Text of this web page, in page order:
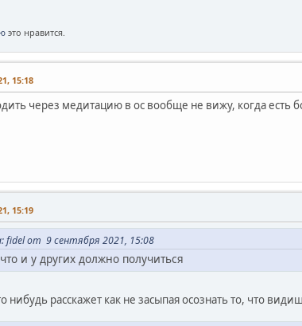
это нравится.
15:18
через медитацию в ос вообще не вижу, когда
15:19
от 9 сентября 2021, 15:08
и у других должно получиться
нибудь расскажет как не засыпая осознать то, что